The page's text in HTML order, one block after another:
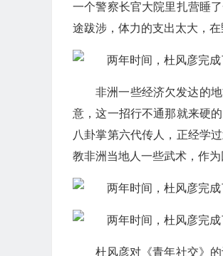
一个警察长官大院里扎营睡
途跋涉，体力的支出太大，
非洲一些经济欠发达的
意，这一招行不通那就来硬
八卦掌第六代传人，正经学
教非洲当地人一些武术，作
杜风彦对《青年社交》